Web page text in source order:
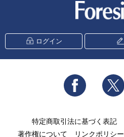
ログイン
Facebook
特定商取引法に基づく表記
著作権について
リンクポリシー